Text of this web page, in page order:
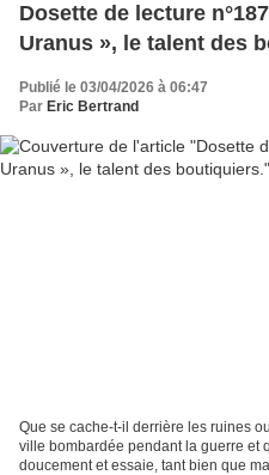
Dosette de lecture
Uranus », le talent des
Publié le 03/04/2026 à 06:47
Par Eric Bertrand
Que se cache-t-il derrière les ruines
ville bombardée pendant la guerre et
doucement et essaie, tant bien que